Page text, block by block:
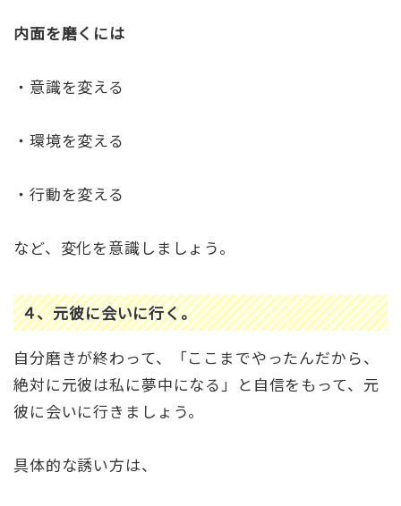
内面を磨くには
・意識を変える
・環境を変える
・行動を変える
など、変化を意識しましょう。
４、元彼に会いに行く。
自分磨きが終わって、「ここまでやったんだから、
絶対に元彼は私に夢中になる」と自信をもって、元
彼に会いに行きましょう。
具体的な誘い方は、